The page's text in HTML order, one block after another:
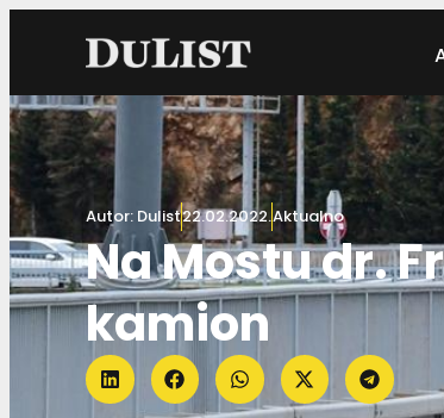
Autor: Dulist22.02.2022.Aktualno
Na Mostu dr.
kamion